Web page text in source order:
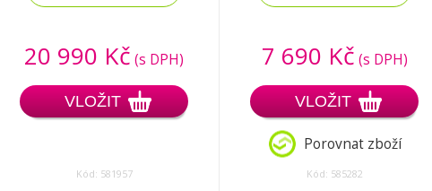
20 990 Kč (s DPH)
VLOŽIT
Kód: 581957
7 690 Kč (s DPH)
VLOŽIT
Porovnat zboží
Kód: 585282